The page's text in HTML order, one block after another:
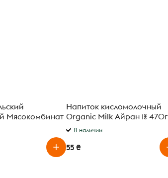
Мясокомбинат
Напиток кисломолочный
Organic Milk Айран 1% 470г
В наличии
55 ₴